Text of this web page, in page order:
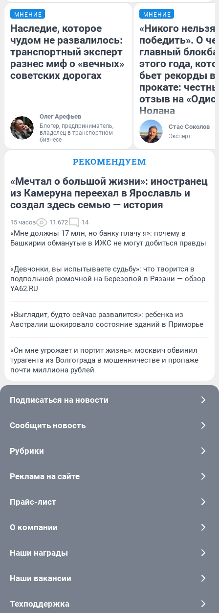
МНЕНИЕ
Наследие, которое
чудом не развалилось:
транспортный эксперт
разнес миф о «вечных»
советских дорогах
Олег Арефьев
Блогер, предприниматель,
владелец в транспортном
бизнесе
МНЕНИЕ
«Никого нельзя
победить». О
главный
этого года,
бьет рекорды в
прокате:
отзыв на
Нолана
Стас Соколов
Эксперт
РЕКОМЕНДУЕМ
«Мечтал о большой жизни»: иностранец
из Камеруна переехал в Ярославль и
создал здесь семью — история
15 часов 11 672 14
«Мне должны 17 млн, но банку плачу я»: почему в
Башкирии обманутые в ИЖС не могут добиться правды
«Девчонки, вы испытываете судьбу»: что творится в
подпольной рюмочной на Березовой в Рязани — обзор
YA62.RU
«Выглядит, будто сейчас развалится»: ребенка из
Австралии шокировало состояние зданий в Приморье
«Он мне угрожает и портит жизнь»: москвич обвинил
турагента из Волгограда в мошенничестве и пропаже
почти миллиона рублей
Подписаться на новости
Сообщить новость
Рубрики
Реклама на сайте
Прайс-лист
О компании
Наши награды
Наши вакансии
Техподдержка